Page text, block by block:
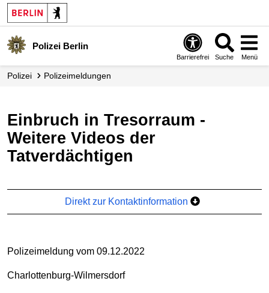
Polizei Berlin
Barrierefrei Suche Menü
Polizei Polizei­meldungen
Einbruch in Tresorraum -
Weitere Videos der
Tatverdächtigen
Direkt zur Kontaktinformation
Polizeimeldung vom 09.12.2022
Charlottenburg-Wilmersdorf